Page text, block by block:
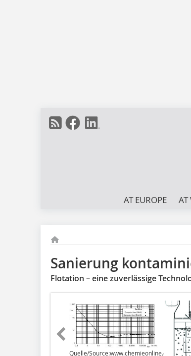
AT EUROPE AT
Sanierung
Flotation – eine zuverlässige
Quelle/Source:www.chemieonline.de